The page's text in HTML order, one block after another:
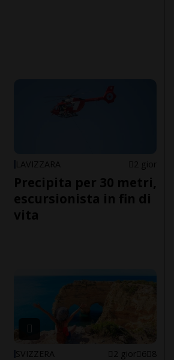
LAVIZZARA 2 gior
Precipita per 30 metri,
escursionista in fin di
vita
SVIZZERA 2 gior 6 8